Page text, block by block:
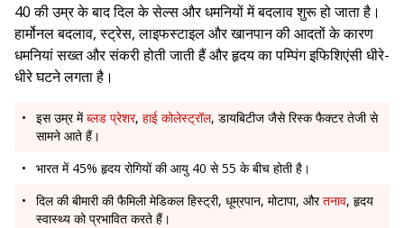
40 की उम्र के बाद दिल के सेल्स और धमनियों में बदलाव शुरू हो जाता है।
हार्मोनल बदलाव, स्ट्रेस, लाइफस्टाइल और खानपान की आदतों के कारण
धमनियां सख्त और संकरी होती जाती हैं और हृदय का पम्पिंग इफिशिएंसी धीरे-
धीरे घटने लगता है।
इस उम्र मेंब्लड प्रेशर, हाई कोलेस्ट्रॉल, डायबिटीज जैसे रिस्क फैक्टर तेजी से
सामने आते हैं।
भारत में 45% हृदय रोगियों की आयु 40 से 55 के बीच होती है।
दिल की बीमारी की फैमिली मेडिकल हिस्ट्री, धूम्रपान, मोटापा, औरतनाव, हृदय
स्वास्थ्य को प्रभावित करते हैं।